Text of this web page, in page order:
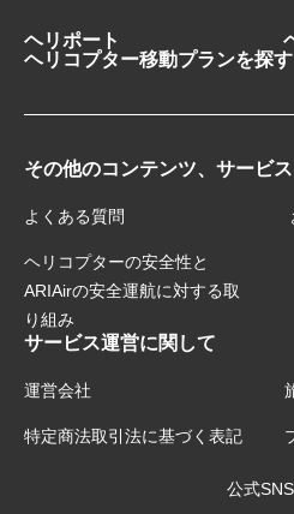
ヘリポート
ヘリコプター移動プランを探す
その他のコンテンツ、サービ
よくある質問
ヘリコプターの安全性と
ARIAirの安全運航に対する取
り組み
サービス運営に関して
運営会社
特定商法取引法に基づく表記
公式SNS